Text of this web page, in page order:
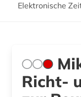
Elektronische
Richt-